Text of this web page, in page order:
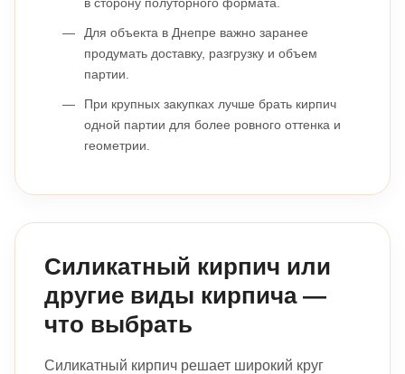
Для объекта в Днепре важно заранее
продумать доставку, разгрузку и объем
партии.
При крупных закупках лучше брать кирпич
одной партии для более ровного оттенка и
геометрии.
Силикатный кирпич или
другие виды кирпича —
что выбрать
Силикатный кирпич решает широкий круг